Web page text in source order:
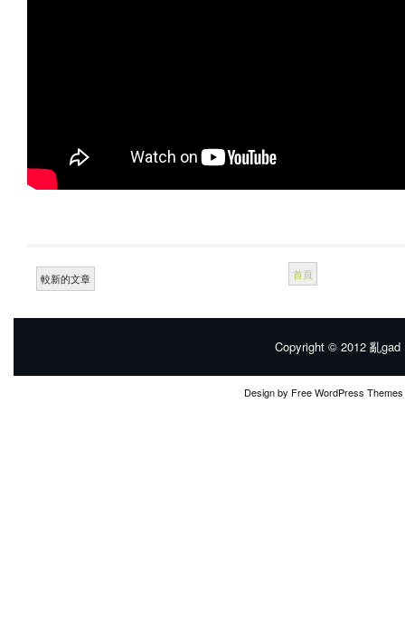
較新的文章 首頁
Copyright © 2012 亂gad
Design by Free WordPress Themes